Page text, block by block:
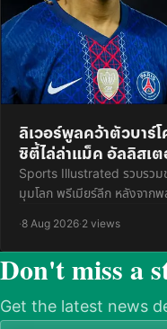
ลิเวอร์พูลคว้าตัวบาร์
ซิตี้ไล่ล่าแม็ค อัลลิสเ
Sports Illustrated รวบรวม
มุมโลก พรีเมียร์ลีก หลังจาก
·8 Aug 2026·2 views
Don't miss a
Get the latest news